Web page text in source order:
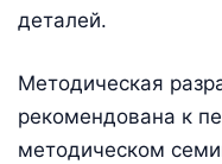
деталей.
Методическая
рекомендована к
методическом